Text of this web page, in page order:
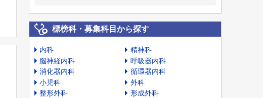
標榜科・募集科目から探す
内科
精神科
脳神経内科
呼吸器内科
消化器内科
循環器内科
小児科
外科
整形外科
形成外科